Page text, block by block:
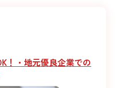
！・地元優良企業での